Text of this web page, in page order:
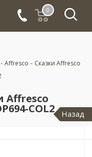
0
- Affresco - Сказки Affresco
Affresco
COL2 Назад